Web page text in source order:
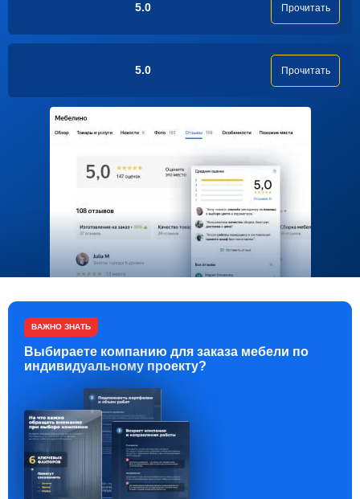
5.0 Прочитать
5.0 Прочитать
ВАЖНО ЗНАТЬ
Выбираете компанию для заказа мебели по
индивидуальному проекту?